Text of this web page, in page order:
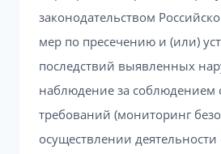
законодательством
мер по пресечению и (или)
последствий выявленных
наблюдение за соблюдением
требований (мониторинг
осуществлении